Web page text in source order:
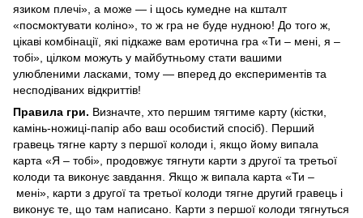
язиком плечі», а може — і щось кумедне на кшталт
«посмоктувати коліно», то ж гра не буде нудною! До того ж,
цікаві комбінації, які підкаже вам еротична гра «Ти – мені, я –
тобі», цілком можуть у майбутньому стати вашими
улюбленими ласками, тому — вперед до експериментів та
несподіваних відкриттів!
Правила гри. Визначте, хто першим тягтиме карту (кістки,
камінь-ножиці-папір або ваш особистий спосіб). Перший
гравець тягне карту з першої колоди і, якщо йому випала
карта «Я – тобі», продовжує тягнути карти з другої та третьої
колоди та виконує завдання. Якщо ж випала карта «Ти –
мені», карти з другої та третьої колоди тягне другий гравець і
виконує те, що там написано. Карти з першої колоди тягнуться